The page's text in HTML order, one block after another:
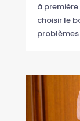
à
choisir le
problèmes